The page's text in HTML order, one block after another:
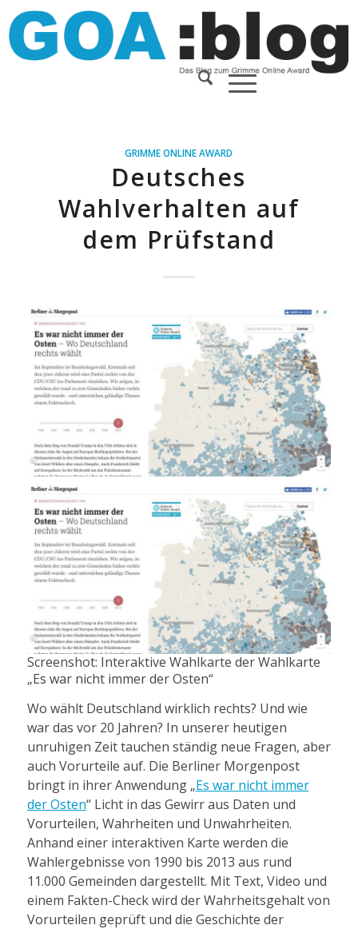
GRIMME ONLINE AWARD
Deutsches
Wahlverhalten auf
dem Prüfstand
Screenshot: Interaktive Wahlkarte der Wahlkarte
„Es war nicht immer der Osten“
Wo wählt Deutschland wirklich rechts? Und wie
war das vor 20 Jahren? In unserer heutigen
unruhigen Zeit tauchen ständig neue Fragen, aber
auch Vorurteile auf. Die Berliner Morgenpost
bringt in ihrer Anwendung „Es war nicht immer
der Osten“ Licht in das Gewirr aus Daten und
Vorurteilen, Wahrheiten und Unwahrheiten.
Anhand einer interaktiven Karte werden die
Wahlergebnisse von 1990 bis 2013 aus rund
11.000 Gemeinden dargestellt. Mit Text, Video und
einem Fakten-Check wird der Wahrheitsgehalt von
Vorurteilen geprüft und die Geschichte der